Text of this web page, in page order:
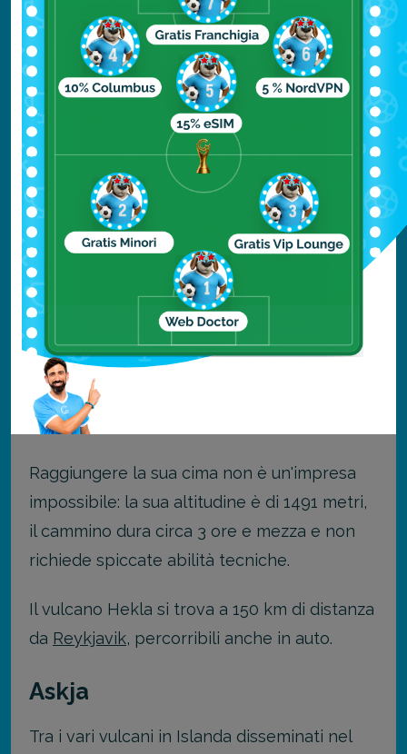
Considerato da molti come “Il più famoso
vulcano d’Islanda”, Hekla non poteva certo
mancare all’interno della nostra guida
viaggio.
Per prima cosa, dovete però sapere
che, nei secoli passati, ha creato non pochi
problemi alla popolazione: la sua più grande
esplosione è datata 1104, quando coprì con
le sue ceneri ogni cosa nel raggio di 50 km.
La sua fama era tale che nel Medioevo era
considerato dai credenti “La porta
dell’Inferno”. In tempi più recenti le sue
eruzioni sono avvenute in maniera più
regolare, ma il suo monitoraggio rimane
continuo.
Raggiungere la sua cima non è un'impresa
impossibile: la sua altitudine è di 1491 metri,
il cammino dura circa 3 ore e mezza e non
richiede spiccate abilità tecniche.
Il vulcano Hekla si trova a 150 km di distanza
da Reykjavik, percorribili anche in auto.
Askja
Tra i vari vulcani in Islanda disseminati nel